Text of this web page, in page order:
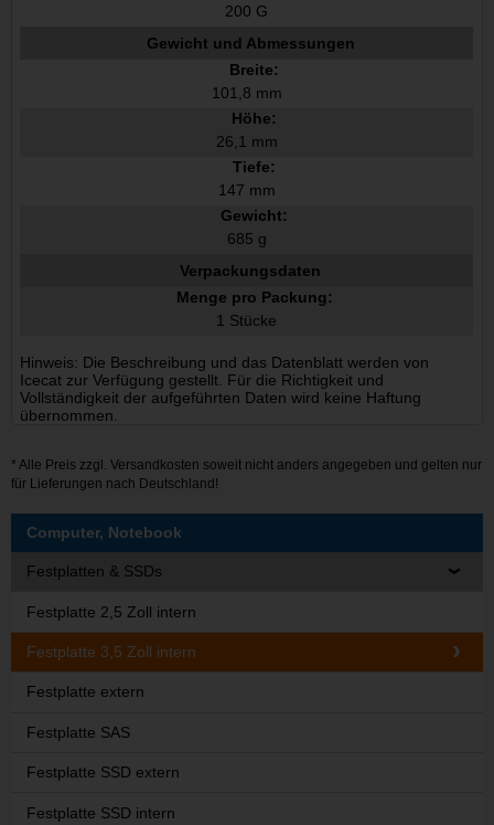
200 G
Gewicht und Abmessungen
Breite:
101,8 mm
Höhe:
26,1 mm
Tiefe:
147 mm
Gewicht:
685 g
Verpackungsdaten
Menge pro Packung:
1 Stücke
Hinweis: Die Beschreibung und das Datenblatt werden von
Icecat zur Verfügung gestellt. Für die Richtigkeit und
Vollständigkeit der aufgeführten Daten wird keine Haftung
übernommen.
* Alle Preis zzgl. Versandkosten soweit nicht anders angegeben und gelten nur
für Lieferungen nach Deutschland!
Computer, Notebook
Festplatten & SSDs
Festplatte 2,5 Zoll intern
Festplatte 3,5 Zoll intern
Festplatte extern
Festplatte SAS
Festplatte SSD extern
Festplatte SSD intern